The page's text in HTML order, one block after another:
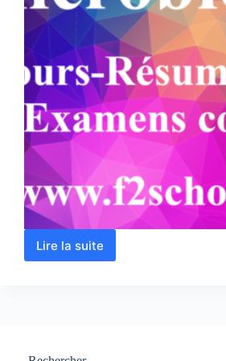
Lire la suiteMicrobiologie